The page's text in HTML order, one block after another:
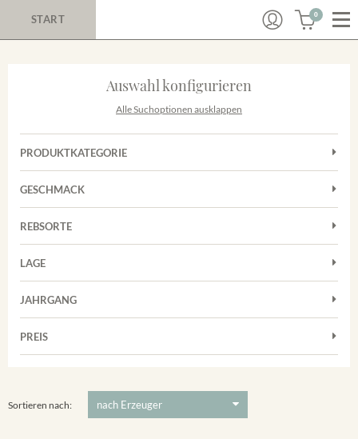
START 0
Auswahl konfigurieren
Alle Suchoptionen ausklappen
PRODUKTKATEGORIE
Cuvées
Rosé
Weißwein
GESCHMACK
Trocken
REBSORTE
Chardonnay
Grauburgunder
Riesling
LAGE
Achkarrer Schlossberg
Vorderer Winklerberg
Winklerberg Hinter Winklen
JAHRGANG
PREIS
Sortieren nach: